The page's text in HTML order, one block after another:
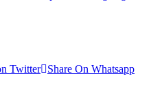
Twitter
Share On Whatsapp